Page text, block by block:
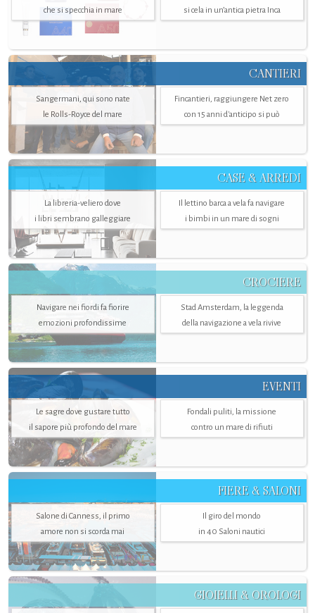
che si specchia in mare
si cela in un’antica pietra Inca
CANTIERI
Sangermani, qui sono nate
le Rolls-Royce del mare
Fincantieri, raggiungere Net zero
con 15 anni d'anticipo si può
CASE & ARREDI
La libreria-veliero dove
i libri sembrano galleggiare
Il lettino barca a vela fa navigare
i bimbi in un mare di sogni
CROCIERE
Navigare nei fiordi fa fiorire
emozioni profondissime
Stad Amsterdam, la leggenda
della navigazione a vela rivive
EVENTI
Le sagre dove gustare tutto
il sapore più profondo del mare
Fondali puliti, la missione
contro un mare di rifiuti
FIERE & SALONI
Salone di Canness, il primo
amore non si scorda mai
Il giro del mondo
in 40 Saloni nautici
GIOIELLI & OROLOGI